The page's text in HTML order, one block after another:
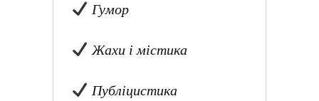
Гумор
Жахи і містика
Публіцистика